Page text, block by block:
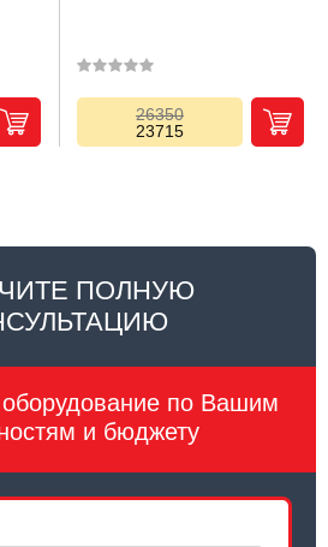
26350
23715
ПОЛНУЮ
по Вашим
и бюджету